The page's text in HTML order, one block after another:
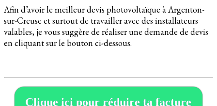
Afin d’avoir le meilleur devis photovoltaïque à Argenton-
sur-Creuse et surtout de travailler avec des installateurs
valables, je vous suggère de réaliser une demande de devis
en cliquant sur le bouton ci-dessous.
Clique ici pour réduire ta facture